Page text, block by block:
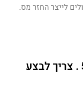
לייצר החזר מס.
הפטור על הפנסיה עלה ב 5% . צריך לבצע